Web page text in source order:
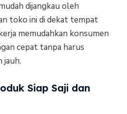
dijangkau oleh
toko ini di dekat tempat
memudahkan konsumen
cepat tanpa harus
jauh.
Siap Saji dan